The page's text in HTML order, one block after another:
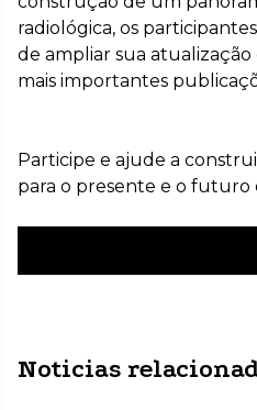
radiológica, os
de ampliar sua
mais importantes
Participe e ajude a
para o presente e o futuro
Noticias